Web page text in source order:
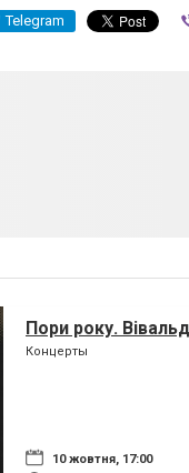
Telegram
Пори року.
Концерты
10 жовтня, 17:00